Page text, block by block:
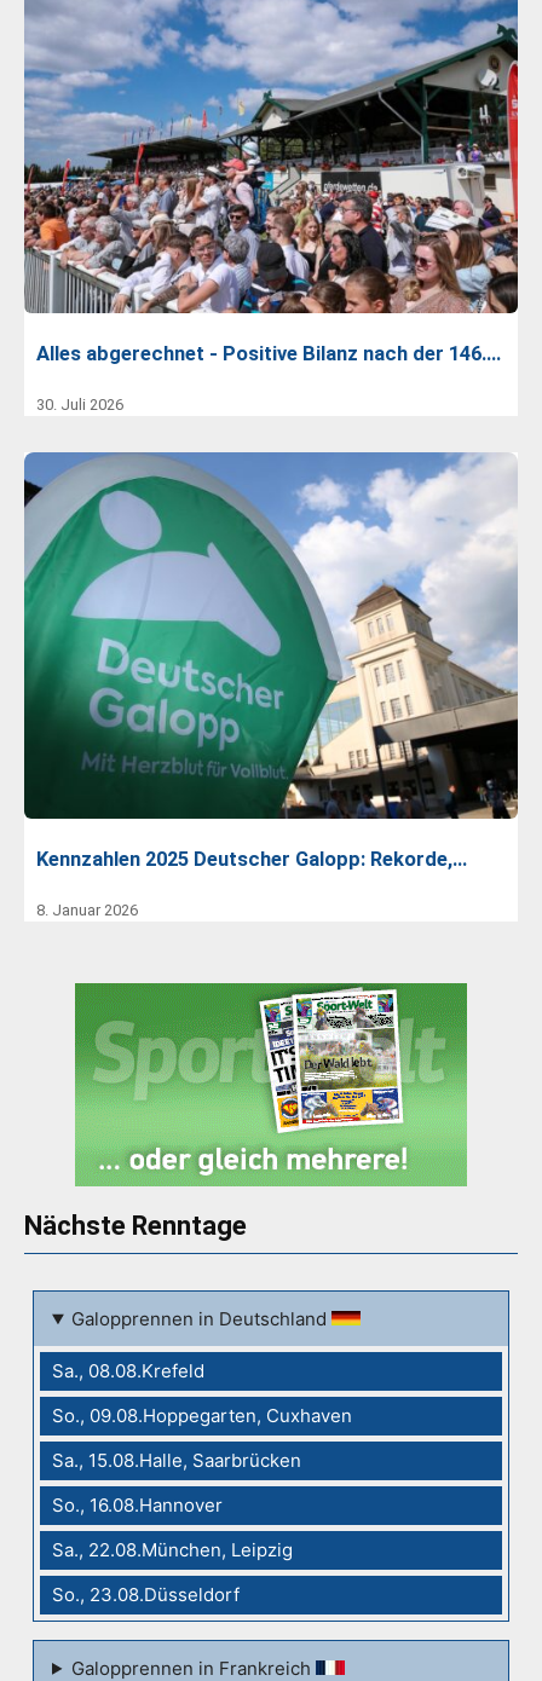
Alles abgerechnet - Positive Bilanz nach der 146.…
30. Juli 2026
Kennzahlen 2025 Deutscher Galopp: Rekorde,…
8. Januar 2026
Nächste Renntage
Galopprennen in Deutschland
Sa., 08.08.Krefeld
So., 09.08.Hoppegarten, Cuxhaven
Sa., 15.08.Halle, Saarbrücken
So., 16.08.Hannover
Sa., 22.08.München, Leipzig
So., 23.08.Düsseldorf
Galopprennen in Frankreich